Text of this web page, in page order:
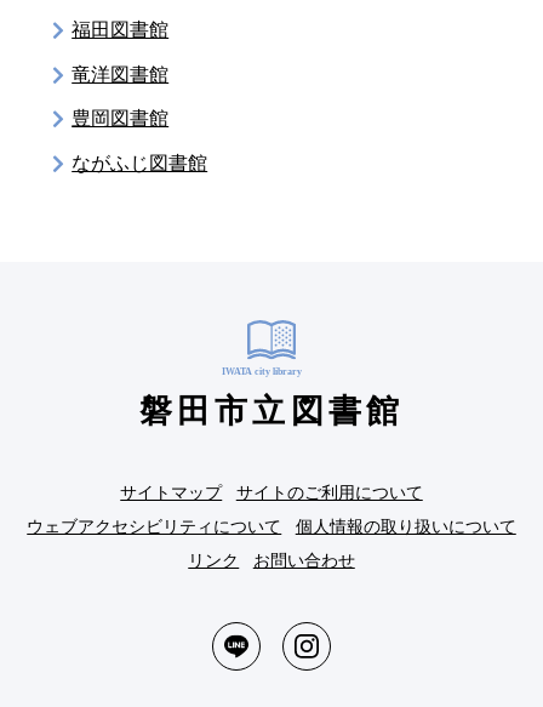
福田図書館
竜洋図書館
豊岡図書館
ながふじ図書館
磐田市立図書館
サイトマップ
サイトのご利用について
ウェブアクセシビリティについて
個人情報の取り扱いについて
リンク
お問い合わせ